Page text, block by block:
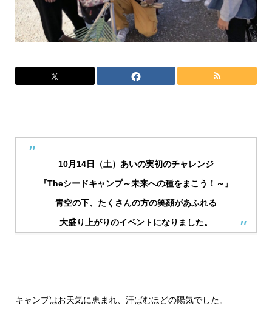
10月14日（土）あいの実初のチャレンジ
『Theシードキャンプ～未来への種をまこう！～』
青空の下、たくさんの方の笑顔があふれる
大盛り上がりのイベントになりました。
キャンプはお天気に恵まれ、汗ばむほどの陽気でした。